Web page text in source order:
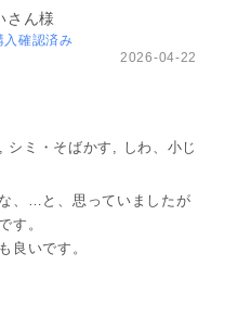
さん様
入確認済み
2026-04-22
シミ・そばかす, しわ、小じ
、…と、思っていましたが
す。
良いです。